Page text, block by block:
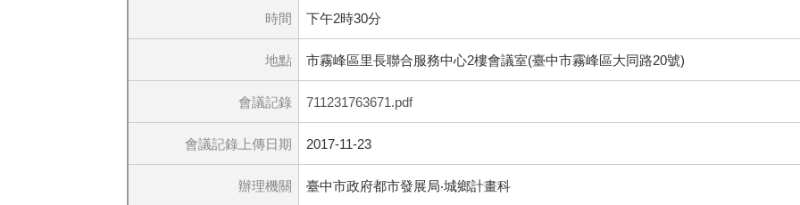
時間 下午2時30分
地點 市霧峰區里長聯合服務中心2樓會議室(臺中市霧峰區大同路20號)
會議記錄 711231763671.pdf
會議記錄上傳日期 2017-11-23
辦理機關 臺中市政府都市發展局‧城鄉計畫科